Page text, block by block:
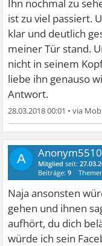
Ihn nochmal zu
ist zu viel passiert.
klar und deutlich
meiner Tür stand.
nicht in seinem
liebe ihn genauso
Antwort.
28.03.2018 00:01 •
A Anonym5510
Mitglied seit:
Beiträge:9
Naja ansonsten
gehen und ihnen
aufhört, du dich
würde ich sein